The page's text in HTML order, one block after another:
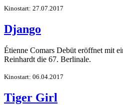
Kinostart: 27.07.2017
Django
Étienne Comars Debüt eröffnet mit
Reinhardt die 67. Berlinale.
Kinostart: 06.04.2017
Tiger Girl